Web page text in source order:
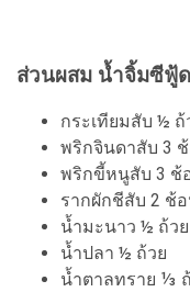
ส่วนผสม น้ำจิ้มซีฟู้ด
กระเทียมสับ ½ ถ้
พริกจินดาสับ 3
พริกขี้หนูสับ 3 ช้
รากผักชีสับ 2 ช้
น้ำมะนาว ½ ถ้วย
น้ำปลา ½ ถ้วย
น้ำตาลทราย ⅓